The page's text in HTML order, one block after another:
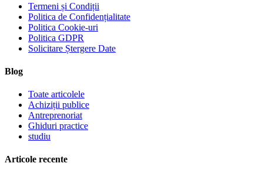
Termeni și Condiții
Politica de Confidențialitate
Politica Cookie-uri
Politica GDPR
Solicitare Ștergere Date
Blog
Toate articolele
Achiziții publice
Antreprenoriat
Ghiduri practice
studiu
Articole recente